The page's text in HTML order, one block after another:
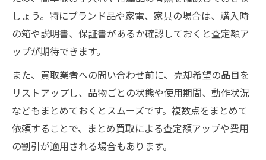
しょう。特にブランド品や家電、家具の場合は、購入時
の箱や説明書、保証書があるか確認しておくと査定額ア
ップが期待できます。
また、買取業者への問い合わせ前に、売却希望の品目を
リストアップし、品物ごとの状態や使用期間、動作状況
などもまとめておくとスムーズです。複数点をまとめて
依頼することで、まとめ買取による査定額アップや費用
の割引が適用される場合もあります。